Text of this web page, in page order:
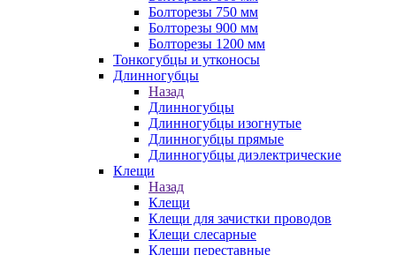
Болторезы 750 мм
Болторезы 900 мм
Болторезы 1200 мм
Тонкогубцы и утконосы
Длинногубцы
Назад
Длинногубцы
Длинногубцы изогнутые
Длинногубцы прямые
Длинногубцы диэлектрические
Клещи
Назад
Клещи
Клещи для зачистки проводов
Клещи слесарные
Клещи переставные